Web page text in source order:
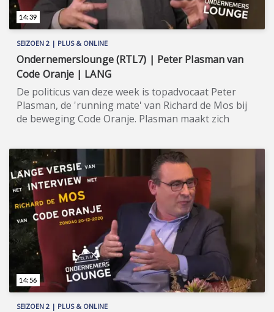
SEIZOEN 2 | PLUS & ONLINE
Ondernemerslounge (RTL7) | Peter Plasman van
Code Oranje | LANG
De politicus van deze week is topadvocaat Peter
Plasman, de 'running mate' van Richard de Mos bij
de beweging Code Oranje. Plasman maakt zich
is een Nederlandse politieke beweging die in 2018
opgericht werd en die strijdt voor meer
zeggenschap voor de burger, door bijvoorbeeld
bindende referenda, burgertoppen en een
burgerjury voor elk ministerie. In september 2020
werd Richard de Mos als lijsttrekker voor de Tweede
Kamerverkiezingen 2021 gepresenteerd, met
advocaat Peter Plasman als zijn 'running mate'.
Deze heren zijn te gast in seizoen 2 van
Ondernemerslounge, net als de Wassenaarse
advocaat Sébas Diekstra en ondernemer Mick de
Vlieger. Meer informatie: www.wijzijncodeoranje.nl.
14:39
SEIZOEN 2 | PLUS & ONLINE
14:56